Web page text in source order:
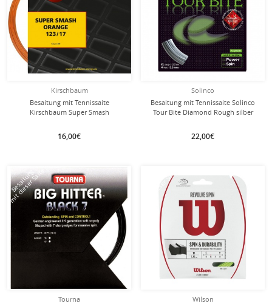
Kirschbaum
Besaitung mit Tennissaite
Kirschbaum Super Smash
16,00€
Solinco
Besaitung mit Tennissaite Solinco
Tour Bite Diamond Rough silber
22,00€
Tourna
Besaitung
mit dieser Saite
Wilson
Besaitung
mit dieser Saite